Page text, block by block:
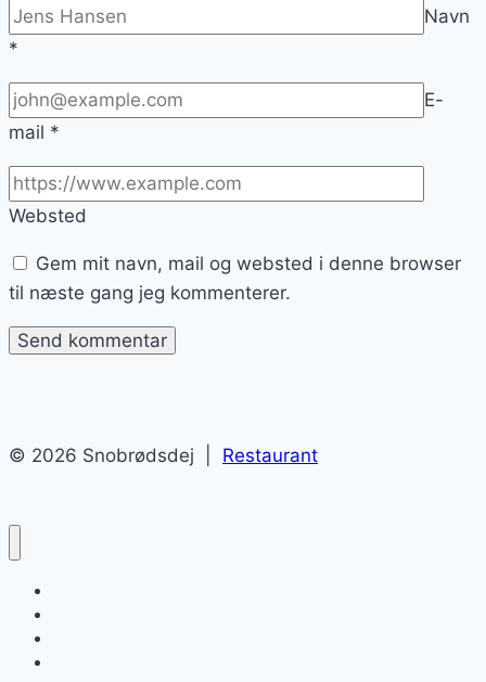
Navn
*
E-
mail *
Websted
Gem mit navn, mail og websted i denne browser
til næste gang jeg kommenterer.
© 2026 Snobrødsdej | Restaurant